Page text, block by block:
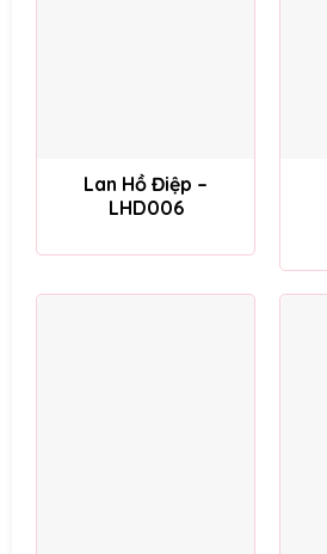
Lan Hồ Điệp –
LHD006